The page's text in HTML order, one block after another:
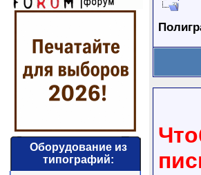
Оборудование из
типографий: